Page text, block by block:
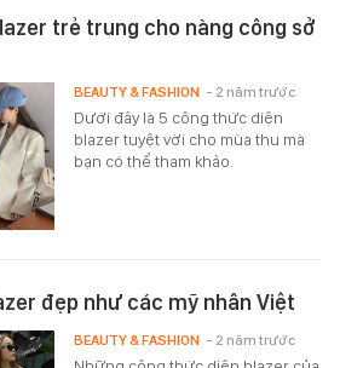
trẻ trung cho nàng công sở
Dưới đây là 5 công thức diện
blazer tuyệt vời cho mùa thu mà
bạn có thể tham khảo.
BEAUTY & FASHION - 2 năm trước
đẹp như các mỹ nhân Việt
BEAUTY & FASHION - 2 năm trước